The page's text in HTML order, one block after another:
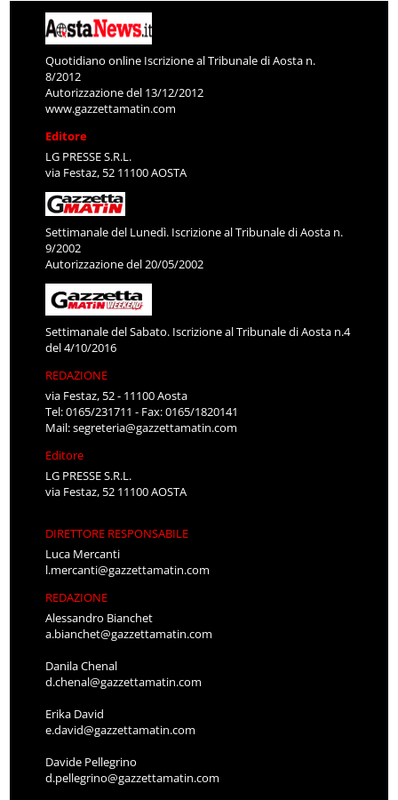
Quotidiano online Iscrizione al Tribunale di Aosta n.
8/2012
Autorizzazione del 13/12/2012
www.gazzettamatin.com
Editore
LG PRESSE S.R.L.
via Festaz, 52 11100 AOSTA
Settimanale del Lunedì. Iscrizione al Tribunale di Aosta n.
9/2002
Autorizzazione del 20/05/2002
Settimanale del Sabato. Iscrizione al Tribunale di Aosta n.4
del 4/10/2016
REDAZIONE
via Festaz, 52 - 11100 Aosta
Tel: 0165/231711 - Fax: 0165/1820141
Mail:segreteria@gazzettamatin.com
Editore
LG PRESSE S.R.L.
via Festaz, 52 11100 AOSTA
DIRETTORE RESPONSABILE
Luca Mercanti
l.mercanti@gazzettamatin.com
REDAZIONE
Alessandro Bianchet
a.bianchet@gazzettamatin.com
Danila Chenal
d.chenal@gazzettamatin.com
Erika David
e.david@gazzettamatin.com
Davide Pellegrino
d.pellegrino@gazzettamatin.com